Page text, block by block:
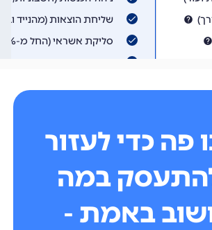
פה כדי לעזור
במה
באמת -